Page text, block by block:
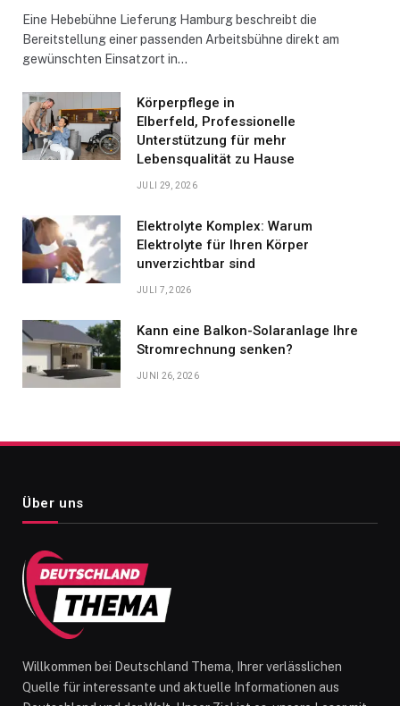
Eine Hebebühne Lieferung Hamburg beschreibt die
Bereitstellung einer passenden Arbeitsbühne direkt am
gewünschten Einsatzort in…
Körperpflege in
Elberfeld, Professionelle
Unterstützung für mehr
Lebensqualität zu Hause
JULI 29, 2026
Elektrolyte Komplex: Warum
Elektrolyte für Ihren Körper
unverzichtbar sind
JULI 7, 2026
Kann eine Balkon-Solaranlage Ihre
Stromrechnung senken?
JUNI 26, 2026
Über uns
Willkommen bei Deutschland Thema, Ihrer verlässlichen
Quelle für interessante und aktuelle Informationen aus